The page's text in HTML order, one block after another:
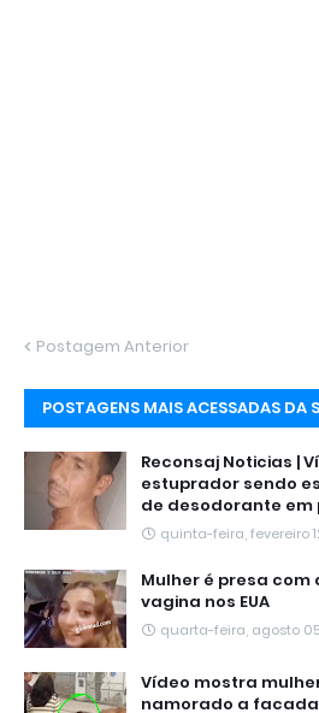
Postagem Anterior
POSTAGENS MAIS ACESSADAS DA
Reconsaj Noticias |
estuprador sendo
de desodorante em
quinta-feira, fevereiro
Mulher é presa
vagina nos EUA
quarta-feira, agosto
Vídeo mostra
namorado a